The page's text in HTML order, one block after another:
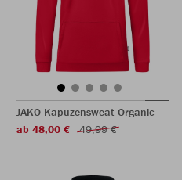
JAKO Kapuzensweat Organic
ab 48,00 €
49,99 €